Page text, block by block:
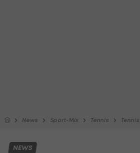
News Sport-Mix Tennis
NEWS